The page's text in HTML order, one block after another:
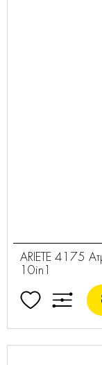
ARIETE 4175
10in1